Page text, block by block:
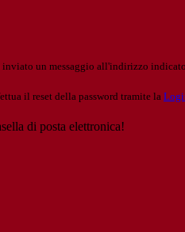
inviato un messaggio all'indirizzo
il reset della password tramite la
di posta elettronica!